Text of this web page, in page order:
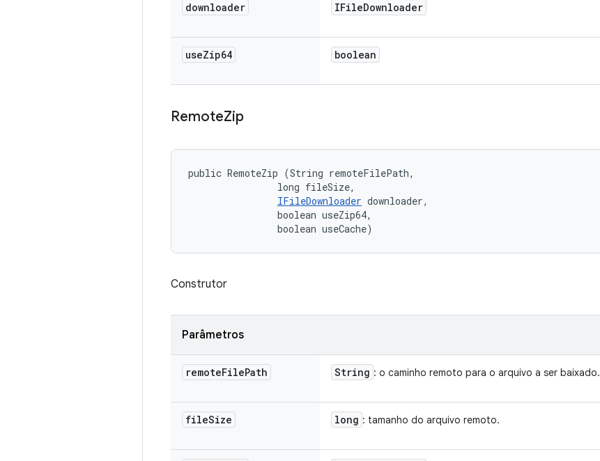
downloader IFileDownloader
useZip64 boolean
RemoteZip
public RemoteZip (String remoteFilePath,
                long fileSize,
IFileDownloader downloader,
                boolean useZip64,
                boolean useCache)
Construtor
Parâmetros
remoteFilePath String : o caminho remoto para o arquivo a ser baixado.
fileSize long : tamanho do arquivo remoto.